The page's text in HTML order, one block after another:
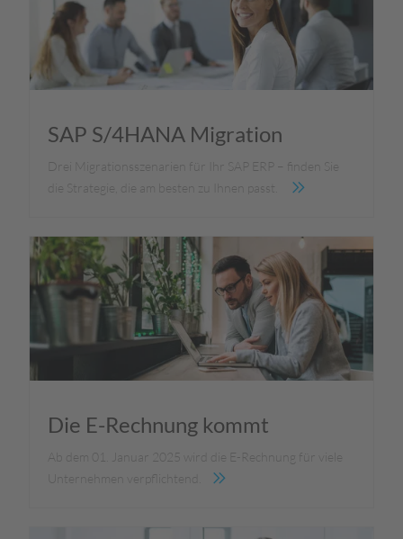
SAP S/4HANA Migration
Drei Migrationsszenarien für Ihr SAP ERP – finden Sie
die Strategie, die am besten zu Ihnen passt.
Die E-Rechnung kommt
Ab dem 01. Januar 2025 wird die E-Rechnung für viele
Unternehmen verpflichtend.